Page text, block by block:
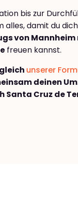
bis zur
alles, damit du
von
freuen kannst.
unserer
deinen
Santa Cruz de